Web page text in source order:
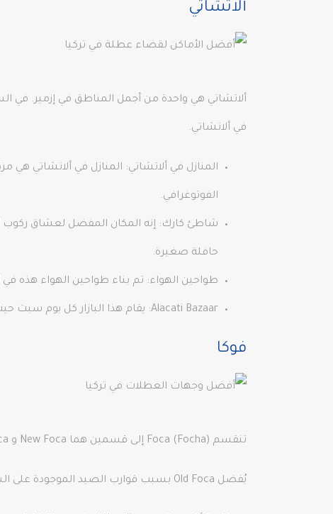
ألاتشاتي
ألاتشاتي هي واحدة من أجمل المناطق في إزمير. في
في ألاتشاتي.
المنازل في ألاتشاتي: المنازل في ألاتشاتي هي
الفوتوغرافي.
حافلة صغيرة.
طواحين الهواء: تم بناء طواحين الهواء هذه
Alacati Bazaar: يقام هذا البازار كل يوم سبت حيث يمكنك العثور على كل شيء، سواء كان ذلك من الخضار العضوية أو الفواكه أو الحلي المصنوعة يدويًا.
فوكا
تنقسم Foca (Focha) إلى قسمين هما New Foca و Old Foca.
يُفضل Old Foca بسبب قوارب الصيد الموجودة على الساحل والمطاعم المطلة على البحر بالإضافة إلى الأجواء الرائعة والهادئة التي تخلقها مناطق الترفيه.